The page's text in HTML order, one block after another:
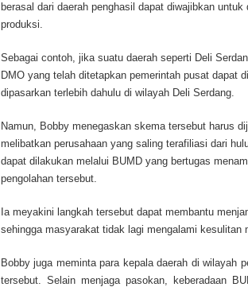
berasal dari daerah penghasil dapat diwajibkan
produksi.
Sebagai contoh, jika suatu daerah seperti Deli
DMO yang telah ditetapkan pemerintah pusat dapat
dipasarkan terlebih dahulu di wilayah Deli Serdang.
Namun, Bobby menegaskan skema tersebut harus
melibatkan perusahaan yang saling terafiliasi dari
dapat dilakukan melalui BUMD yang bertugas
pengolahan tersebut.
Ia meyakini langkah tersebut dapat membantu
sehingga masyarakat tidak lagi mengalami kesulitan
Bobby juga meminta para kepala daerah di wilayah
tersebut. Selain menjaga pasokan, keberadaan